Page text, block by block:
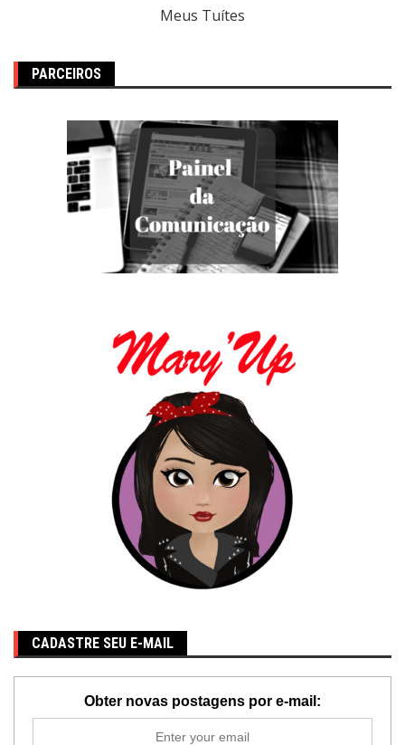
Meus Tuítes
PARCEIROS
CADASTRE SEU E-MAIL
Obter novas postagens por e-mail: